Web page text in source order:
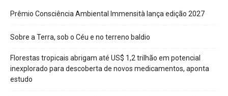
Prêmio Consciência Ambiental Immensità lança edição 2027
Sobre a Terra, sob o Céu e no terreno baldio
Florestas tropicais abrigam até US$ 1,2 trilhão em potencial
inexplorado para descoberta de novos medicamentos, aponta
estudo